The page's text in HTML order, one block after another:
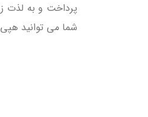
پرداخت و به لذت
شما می توانید